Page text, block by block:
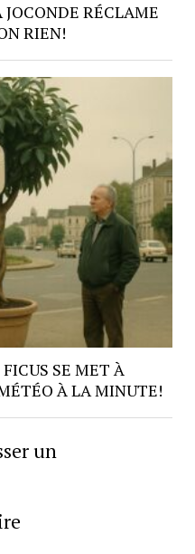
RÉCLAME
RIEN!
SE MET À
À LA MINUTE!
un